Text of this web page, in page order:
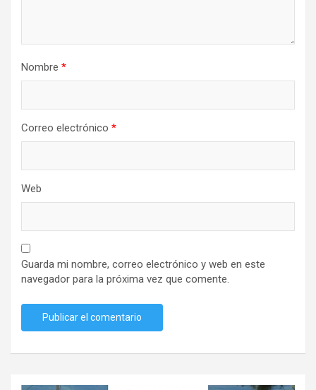
Nombre *
Correo electrónico *
Web
Guarda mi nombre, correo electrónico y web en este
navegador para la próxima vez que comente.